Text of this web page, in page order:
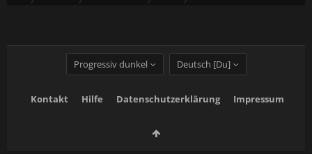
Progressiv dunkel Deutsch [Du]
Kontakt Hilfe Datenschutzerklärung Impressum